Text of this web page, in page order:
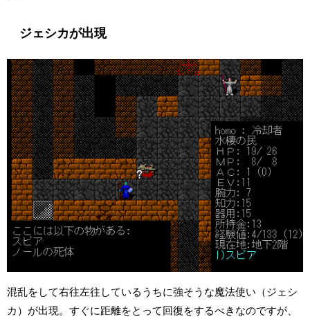
ジェシカが出現
混乱をして右往左往しているうちに強そうな魔法使い（ジェシ
カ）が出現。すぐに距離をとって回復をするべきなのですが、